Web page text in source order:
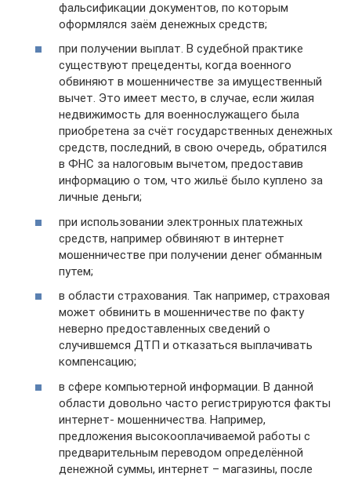
фальсификации документов, по которым
оформлялся заём денежных средств;
при получении выплат. В судебной практике
существуют прецеденты, когда военного
обвиняют в мошенничестве за имущественный
вычет. Это имеет место, в случае, если жилая
недвижимость для военнослужащего была
приобретена за счёт государственных денежных
средств, последний, в свою очередь, обратился
в ФНС за налоговым вычетом, предоставив
информацию о том, что жильё было куплено за
личные деньги;
при использовании электронных платежных
средств, например обвиняют в интернет
мошенничестве при получении денег обманным
путем;
в области страхования. Так например, страховая
может обвинить в мошенничестве по факту
неверно предоставленных сведений о
случившемся ДТП и отказаться выплачивать
компенсацию;
в сфере компьютерной информации. В данной
области довольно часто регистрируются факты
интернет- мошенничества. Например,
предложения высокооплачиваемой работы с
предварительным переводом определённой
денежной суммы, интернет – магазины, после